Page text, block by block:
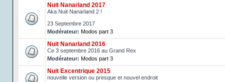
Nuit Nanarland 2017
Aka Nuit Nanarland 2 !
23 Septembre 2017
Modérateur: Modos part 3
Nuit Nanarland 2016
Ce 3 septembre 2016 au Grand Rex
Modérateur: Modos part 3
Nuit Excentrique 2015
nouvelle version ou presque et nouvel endroit